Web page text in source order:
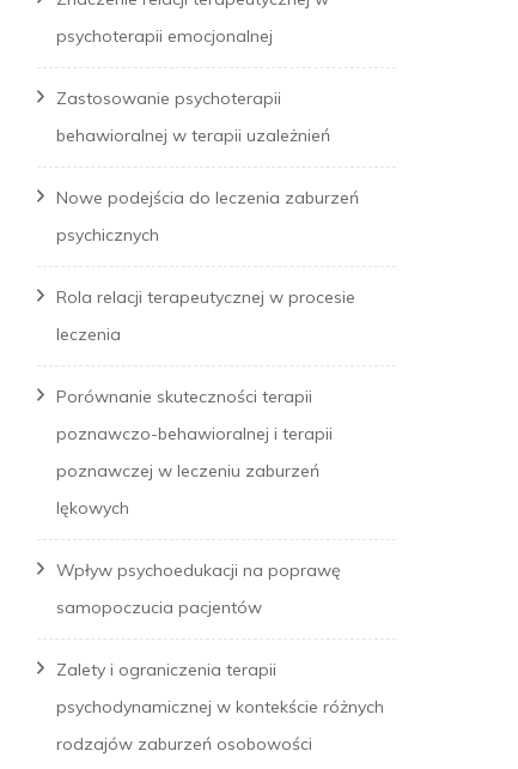
psychoterapii emocjonalnej
Zastosowanie psychoterapii
behawioralnej w terapii uzależnień
Nowe podejścia do leczenia zaburzeń
psychicznych
Rola relacji terapeutycznej w procesie
leczenia
Porównanie skuteczności terapii
poznawczo-behawioralnej i terapii
poznawczej w leczeniu zaburzeń
lękowych
Wpływ psychoedukacji na poprawę
samopoczucia pacjentów
Zalety i ograniczenia terapii
psychodynamicznej w kontekście różnych
rodzajów zaburzeń osobowości